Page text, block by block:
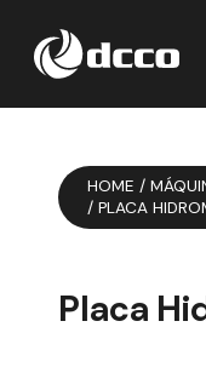
HOME /
/ PLACA
Placa